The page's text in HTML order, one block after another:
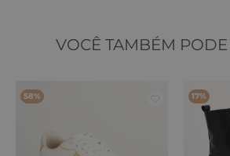
VOCÊ TAMBÉM PODE
58% 17%